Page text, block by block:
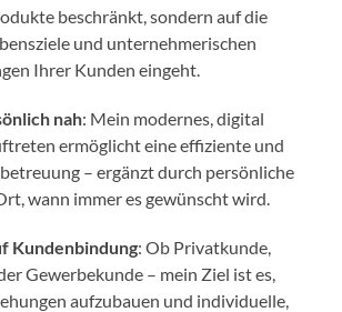
beschränkt, sondern auf die
und unternehmerischen
Ihrer Kunden eingeht.
nah: Mein modernes, digital
ermöglicht eine effiziente und
– ergänzt durch persönliche
wann immer es gewünscht wird.
Kundenbindung: Ob Privatkunde,
Gewerbekunde – mein Ziel ist es,
aufzubauen und individuelle,